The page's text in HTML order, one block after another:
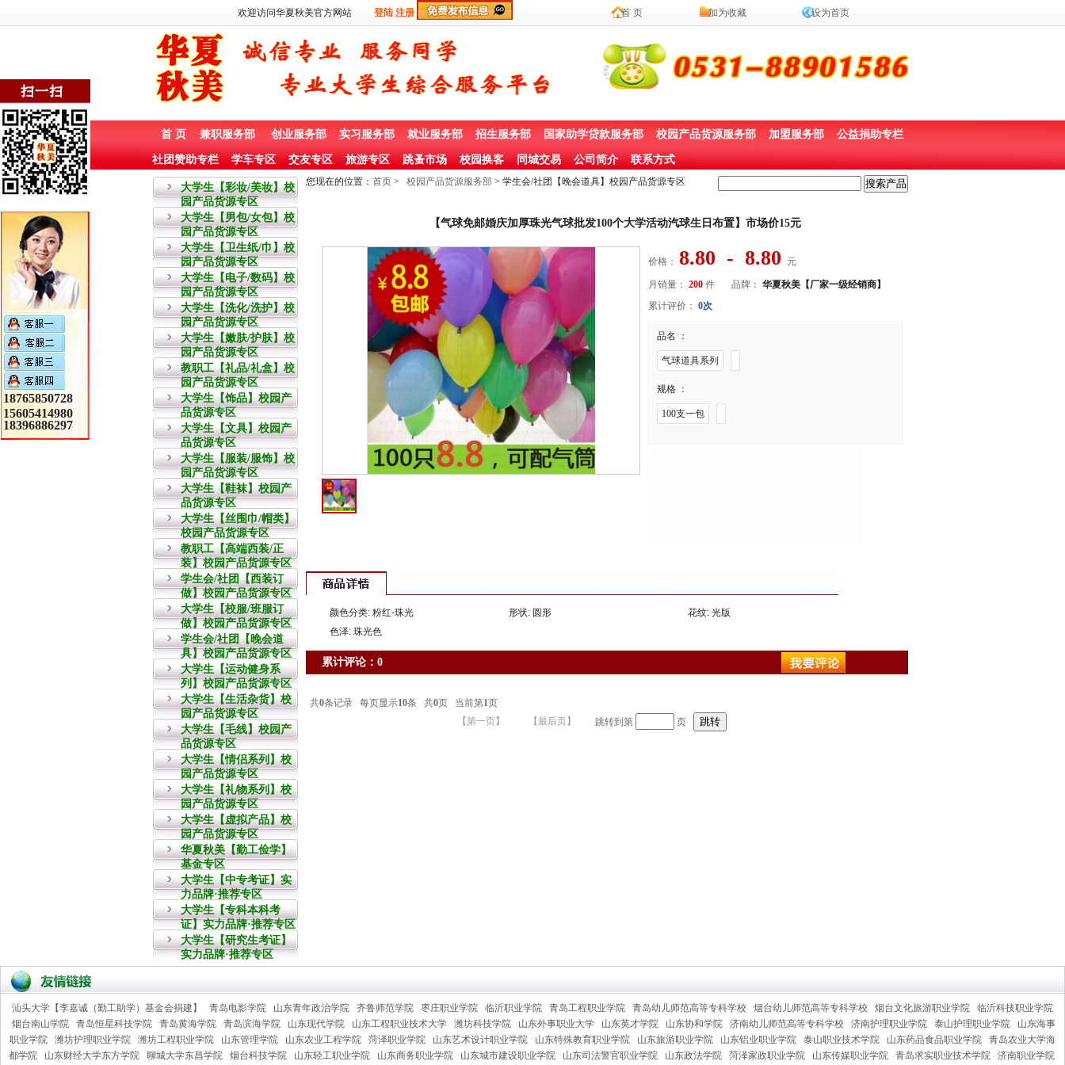
欢迎访问华夏秋美官方网站 登陆 注册 首 页 加为收藏 设为首页
首 页 兼职服务部 创业服务部 实习服务部 就业服务部 招生服务部 国家助学贷款服务部 校园产品货源服务部 加盟服务部 公益捐助专栏
社团赞助专栏 学车专区 交友专区 旅游专区 跳蚤市场 校园换客 同城交易 公司简介 联系方式
大学生【彩妆/美妆】校
园产品货源专区
大学生【男包/女包】校
园产品货源专区
大学生【卫生纸/巾】校
园产品货源专区
大学生【电子/数码】校
园产品货源专区
大学生【洗化/洗护】校
园产品货源专区
大学生【嫩肤/护肤】校
园产品货源专区
教职工【礼品/礼盒】校
园产品货源专区
大学生【饰品】校园产
品货源专区
大学生【文具】校园产
品货源专区
大学生【服装/服饰】校
园产品货源专区
大学生【鞋袜】校园产
品货源专区
大学生【丝围巾/帽类】
校园产品货源专区
教职工【高端西装/正
装】校园产品货源专区
学生会/社团【西装订
做】校园产品货源专区
大学生【校服/班服订
做】校园产品货源专区
学生会/社团【晚会道
具】校园产品货源专区
大学生【运动健身系
列】校园产品货源专区
大学生【生活杂货】校
园产品货源专区
大学生【毛线】校园产
品货源专区
大学生【情侣系列】校
园产品货源专区
大学生【礼物系列】校
园产品货源专区
大学生【虚拟产品】校
园产品货源专区
华夏秋美【勤工俭学】
基金专区
大学生【中专考证】实
力品牌·推荐专区
大学生【专科本科考
证】实力品牌·推荐专区
大学生【研究生考证】
实力品牌·推荐专区
您现在的位置： 首页 > 校园产品货源服务部 > 学生会/社团【晚会道具】校园产品货源专区
【气球免邮婚庆加厚珠光气球批发100个大学活动汽球生日布置】市场价15元
价格： 8.80 - 8.80 元
月销量： 200 件 品牌： 华夏秋美【厂家一级经销商】
累计评价： 0次
品名 ：
气球道具系列
规格 ：
100支一包
颜色分类: 粉红-珠光 形状: 圆形
花纹: 光版
色泽: 珠光色
累计评论：0
汕头大学【李嘉诚（勤工助学）基金会捐建】 青岛电影学院 山东青年政治学院 齐鲁师范学院 枣庄职业学院 临沂职业学院 青岛工程职业学院 青岛幼儿师范高等专科学校 烟台幼儿师范高等专科学校 烟台文化旅游职业学院
临沂科技职业学院
烟台南山学院
青岛恒星科技学院 青岛黄海学院 青岛滨海学院 山东现代学院 山东工程职业技术大学 潍坊科技学院 山东外事职业大学 山东英才学院 山东协和学院 济南幼儿师范高等专科学校 济南护理职业学院 泰山护理职业学院
山东海事
职业学院
潍坊护理职业学院 潍坊工程职业学院 山东管理学院 山东农业工程学院 菏泽职业学院 山东艺术设计职业学院 山东特殊教育职业学院 山东旅游职业学院 山东铝业职业学院 泰山职业技术学院 山东药品食品职业学院
青岛农业大学海
都学院
山东财经大学东方学院 聊城大学东昌学院 烟台科技学院 山东轻工职业学院 山东商务职业学院 山东城市建设职业学院 山东司法警官职业学院 山东政法学院 菏泽家政职业学院 山东传媒职业学院 青岛求实职业技术学院 济南职业学院
18765850728
15605414980
18396886297